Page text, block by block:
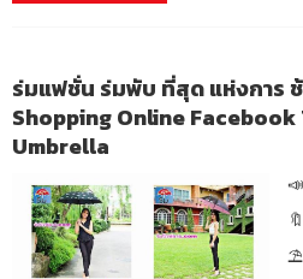
ร่มแฟชั่น ร่มพับ ที่สุด แห่งการ
Shopping Online
Umbrella
⛱